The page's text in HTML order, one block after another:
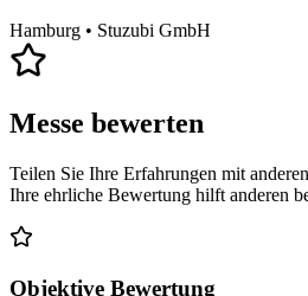
Hamburg • Stuzubi GmbH
Messe bewerten
Teilen Sie Ihre Erfahrungen mit
Ihre ehrliche Bewertung hilft anderen
Objektive Bewertung